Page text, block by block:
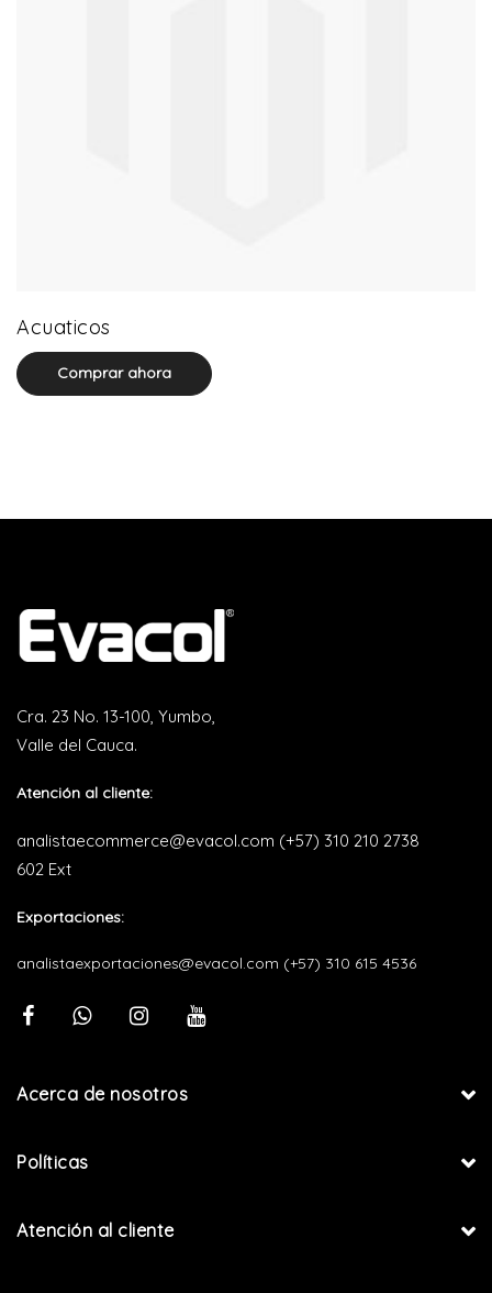
Acuaticos
Comprar ahora
Cra. 23 No. 13-100, Yumbo,
Valle del Cauca.
Atención al cliente:
analistaecommerce@evacol.com (+57) 310 210 2738
602 Ext
Exportaciones:
analistaexportaciones@evacol.com (+57) 310 615 4536
Acerca de nosotros
Políticas
Atención al cliente